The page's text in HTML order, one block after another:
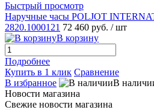
Быстрый просмотр
Наручные часы POLJOT
2820.1000121 72 460 руб. / шт
В корзину
Подробнее
Купить в 1 клик Сравнение
В избранное
В
Новости магазина
Свежие новости магазина